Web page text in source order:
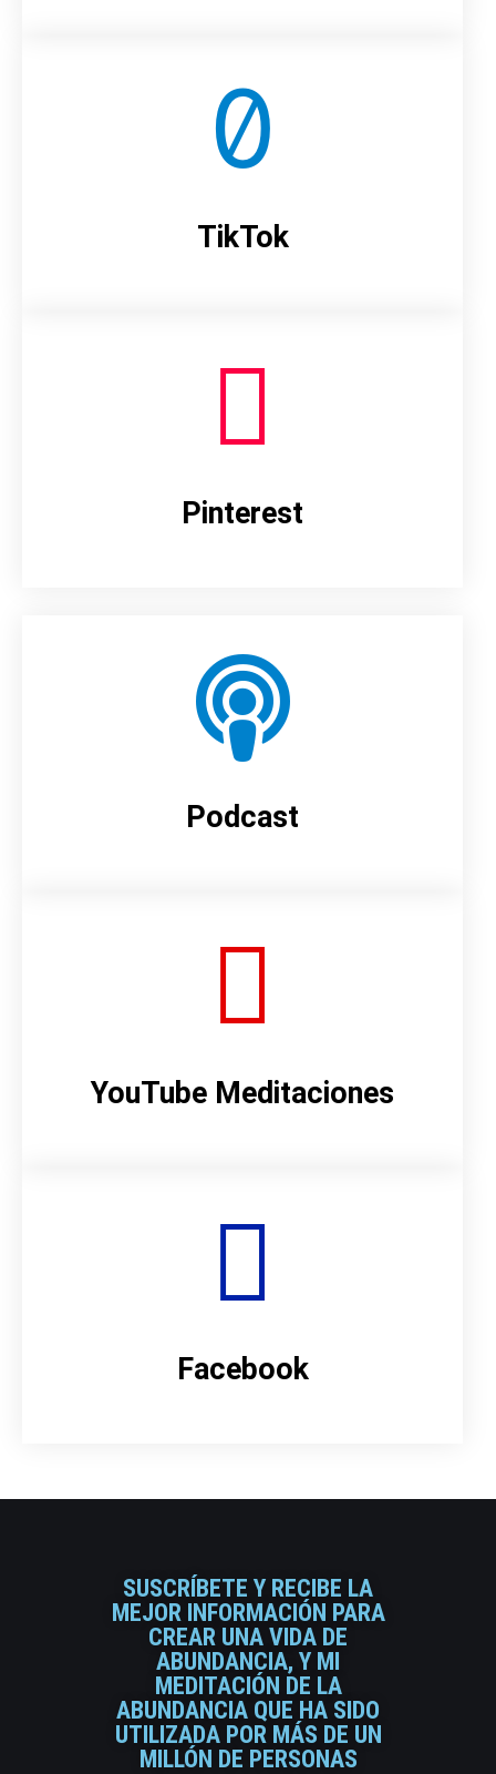
TikTok
Pinterest
Podcast
YouTube Meditaciones
Facebook
SUSCRÍBETE Y RECIBE LA
MEJOR INFORMACIÓN PARA
CREAR UNA VIDA DE
ABUNDANCIA, Y MI
MEDITACIÓN DE LA
ABUNDANCIA QUE HA SIDO
UTILIZADA POR MÁS DE UN
MILLÓN DE PERSONAS